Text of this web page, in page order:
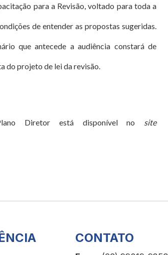
para a Revisão, voltado para toda a
de entender as propostas sugeridas.
que antecede a audiência constará de
do projeto de lei da revisão.
Diretor está disponível no site
CONTATO